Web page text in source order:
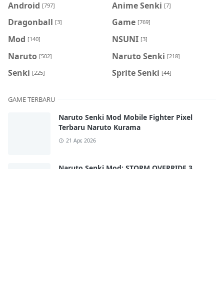
Android [797] Anime Senki [7]
Dragonball [3] Game [769]
Mod [140] NSUNI [3]
Naruto [502] Naruto Senki [218]
Senki [225] Sprite Senki [44]
GAME TERBARU
Naruto Senki Mod Mobile Fighter Pixel
Terbaru Naruto Kurama
21 Apr, 2026
Naruto Senki Mod: STORM OVERRIDE 3